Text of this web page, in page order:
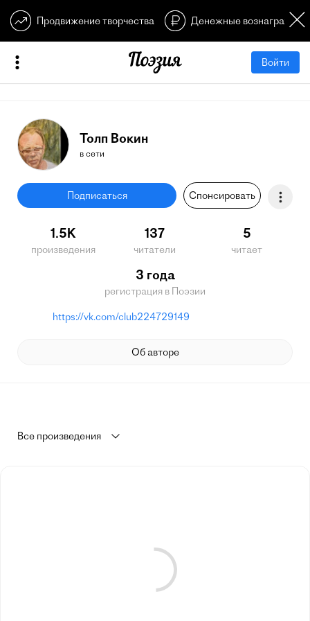
Продвижение творчества Денежные
Войти
Толп Вокин
в сети
Подписаться Спонсировать
1.5K
произведения
137
читатели
5
читает
3 года
регистрация в Поэзии
https://vk.com/club224729149
Об авторе
Все произведения